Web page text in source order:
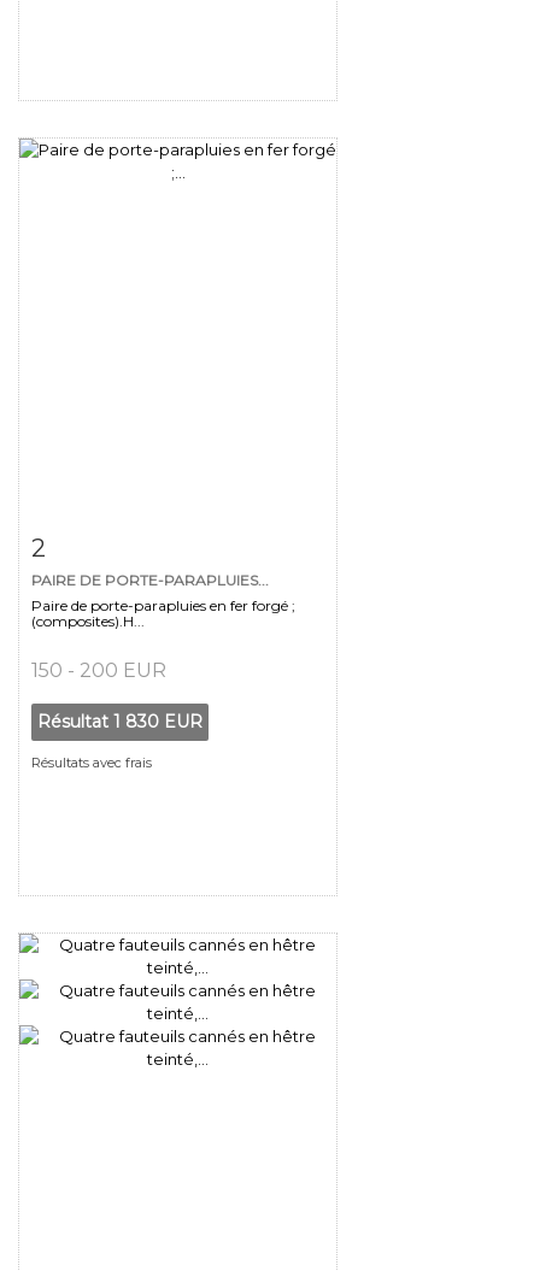
2
PAIRE DE PORTE-PARAPLUIES...
Paire de porte-parapluies en fer forgé ;
(composites).H...
150 - 200 EUR
Résultat 1 830 EUR
Résultats avec frais